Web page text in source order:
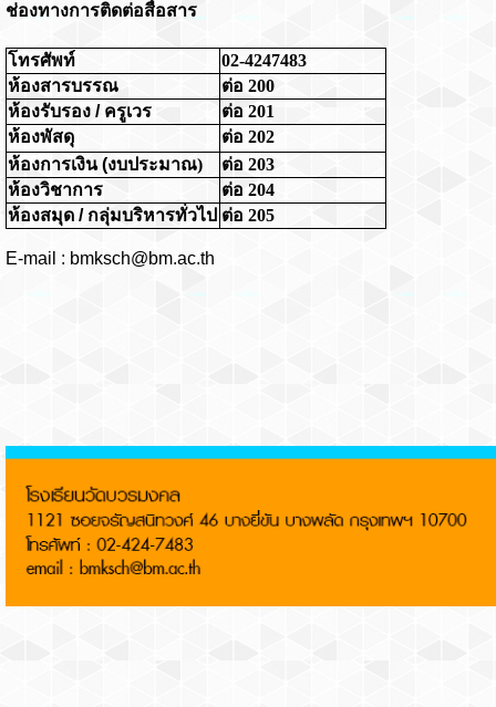
ช่องทางการติดต่อสื่อสาร
โทรศัพท์
02-4247483
ห้องสารบรรณ
ต่อ 200
ห้องรับรอง/ ครูเวร
ต่อ 201
ห้องพัสดุ
ต่อ 202
ห้องการเงิน(งบประมาณ)
ต่อ 203
ห้องวิชาการ
ต่อ 204
ห้องสมุด/ กลุ่มบริหารทั่วไป ต่อ 205
E-mail : bmksch@bm.ac.th